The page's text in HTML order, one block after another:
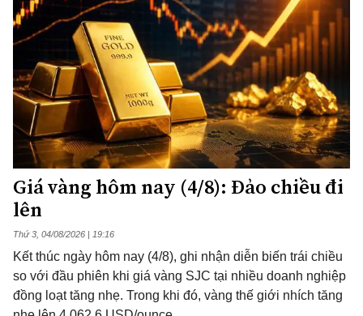
Giá vàng hôm nay (4/8): Đảo chiều đi
lên
Thứ 3, 04/08/2026 | 19:16
Kết thúc ngày hôm nay (4/8), ghi nhận diễn biến trái chiều
so với đầu phiên khi giá vàng SJC tại nhiều doanh nghiệp
đồng loạt tăng nhẹ. Trong khi đó, vàng thế giới nhích tăng